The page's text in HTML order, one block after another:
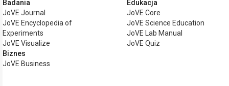
Badania
JoVE Journal
JoVE Encyclopedia of
Experiments
JoVE Visualize
Biznes
JoVE Business
Edukacja
JoVE Core
JoVE Science Education
JoVE Lab Manual
JoVE Quiz